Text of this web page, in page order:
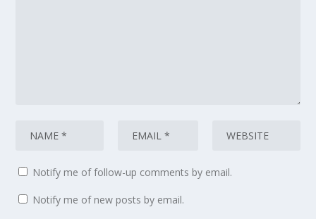
Notify me of follow-up comments by email.
Notify me of new posts by email.